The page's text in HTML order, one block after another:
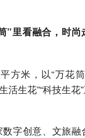
”里看融合，时尚
方米，以“万花
活生花”“科技生
字创意、文旅